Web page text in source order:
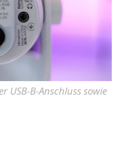
USB-B-Anschluss sowie